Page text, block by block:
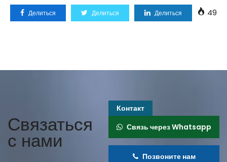
Делиться Делиться Делиться 49
Связаться
с нами
Контакт
Связь через Whatsapp
Позвоните нам